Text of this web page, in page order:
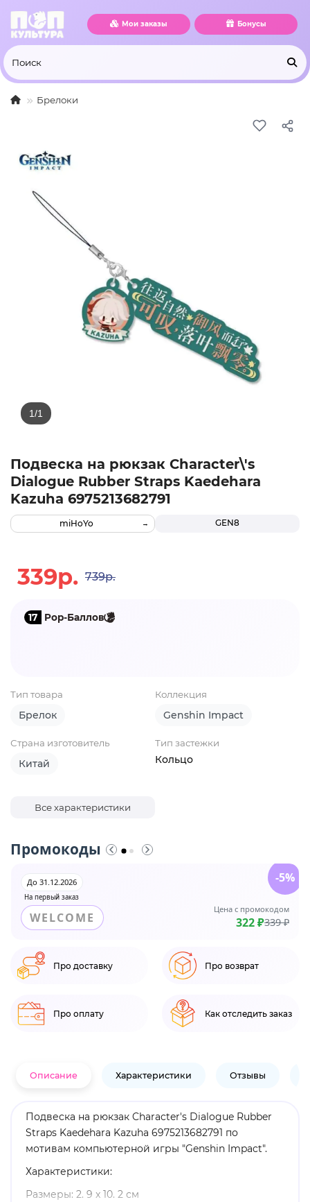
Мои заказы Бонусы
Брелоки
Подвеска на рюкзак Character\'s
Dialogue Rubber Straps Kaedehara
Kazuha 6975213682791
GEN8
miHoYo
339р. 739р.
17 Pop-Баллов
Тип товара
Брелок
Коллекция
Genshin Impact
Страна изготовитель
Китай
Тип застежки
Кольцо
Все характеристики
Промокоды
На первый заказ
До 31.12.2026
WELCOME
Цена с промокодом
322 ₽339 ₽
-5%
Про доставку Про возврат
Про оплату Как отследить заказ
Описание Характеристики Отзывы
Подвеска на рюкзак Character's Dialogue Rubber
Straps Kaedehara Kazuha 6975213682791 по
мотивам компьютерной игры "Genshin Impact".
Характеристики:
Размеры: 2. 9 x 10. 2 см